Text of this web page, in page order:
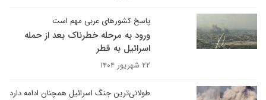
پاسخ کشورهای عربی مهم است
ورود به مرحله خطرناک بعد از حمله
اسرائیل به قطر
۲۲ شهریور ۱۴۰۴
طولانی‌ترین جنگ اسرائیل همچنان ادامه دارد